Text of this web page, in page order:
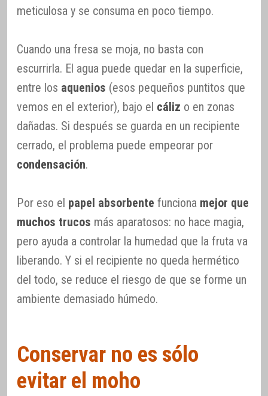
meticulosa y se consuma en poco tiempo.
Cuando una fresa se moja, no basta con
escurrirla. El agua puede quedar en la superficie,
entre los aquenios (esos pequeños puntitos que
vemos en el exterior), bajo el cáliz o en zonas
dañadas. Si después se guarda en un recipiente
cerrado, el problema puede empeorar por
condensación.
Por eso el papel absorbente funciona mejor que
muchos trucos más aparatosos: no hace magia,
pero ayuda a controlar la humedad que la fruta va
liberando. Y si el recipiente no queda hermético
del todo, se reduce el riesgo de que se forme un
ambiente demasiado húmedo.
Conservar no es sólo
evitar el moho